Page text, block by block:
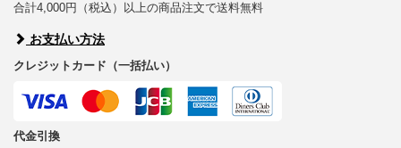
合計4,000円（税込）以上の商品注文で送料無料
お支払い方法
クレジットカード（一括払い）
代金引換